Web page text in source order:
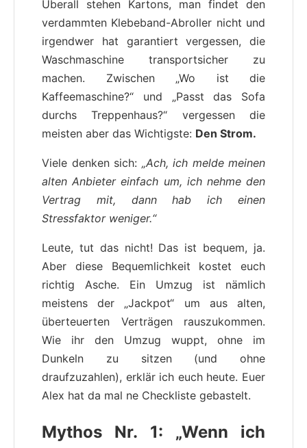
Überall stehen Kartons, man findet den
verdammten Klebeband-Abroller nicht und
irgendwer hat garantiert vergessen, die
Waschmaschine transportsicher zu
machen. Zwischen „Wo ist die
Kaffeemaschine?“ und „Passt das Sofa
durchs Treppenhaus?“ vergessen die
meisten aber das Wichtigste: Den Strom.
Viele denken sich: „Ach, ich melde meinen
alten Anbieter einfach um, ich nehme den
Vertrag mit, dann hab ich einen
Stressfaktor weniger.“
Leute, tut das nicht! Das ist bequem, ja.
Aber diese Bequemlichkeit kostet euch
richtig Asche. Ein Umzug ist nämlich
meistens der „Jackpot“ um aus alten,
überteuerten Verträgen rauszukommen.
Wie ihr den Umzug wuppt, ohne im
Dunkeln zu sitzen (und ohne
draufzuzahlen), erklär ich euch heute. Euer
Alex hat da mal ne Checkliste gebastelt.
Mythos Nr. 1: „Wenn ich